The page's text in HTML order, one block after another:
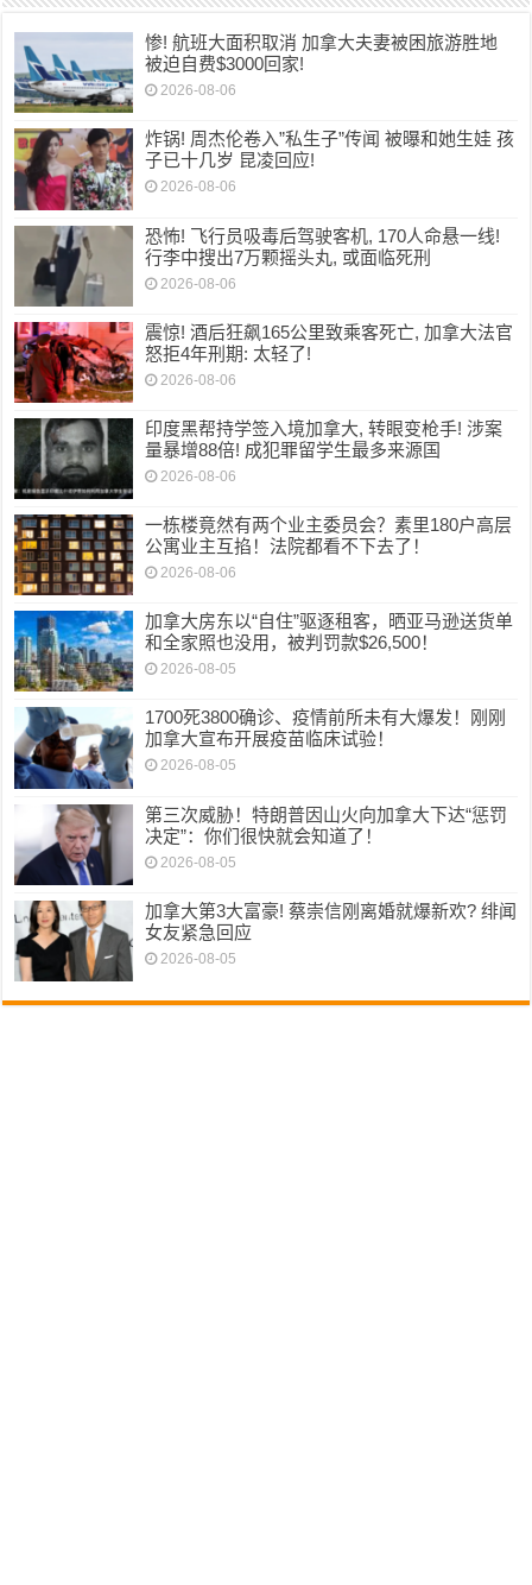
惨! 航班大面积取消 加拿大夫妻被困旅游胜地
被迫自费$3000回家!
2026-08-06
炸锅! 周杰伦卷入”私生子”传闻 被曝和她生娃 孩
子已十几岁 昆凌回应!
2026-08-06
恐怖! 飞行员吸毒后驾驶客机, 170人命悬一线!
行李中搜出7万颗摇头丸, 或面临死刑
2026-08-06
震惊! 酒后狂飙165公里致乘客死亡, 加拿大法官
怒拒4年刑期: 太轻了!
2026-08-06
印度黑帮持学签入境加拿大, 转眼变枪手! 涉案
量暴增88倍! 成犯罪留学生最多来源国
2026-08-06
一栋楼竟然有两个业主委员会？素里180户高层
公寓业主互掐！法院都看不下去了！
2026-08-06
加拿大房东以“自住”驱逐租客，晒亚马逊送货单
和全家照也没用，被判罚款$26,500！
2026-08-05
1700死3800确诊、疫情前所未有大爆发！刚刚
加拿大宣布开展疫苗临床试验！
2026-08-05
第三次威胁！特朗普因山火向加拿大下达“惩罚
决定”：你们很快就会知道了！
2026-08-05
加拿大第3大富豪! 蔡崇信刚离婚就爆新欢? 绯闻
女友紧急回应
2026-08-05